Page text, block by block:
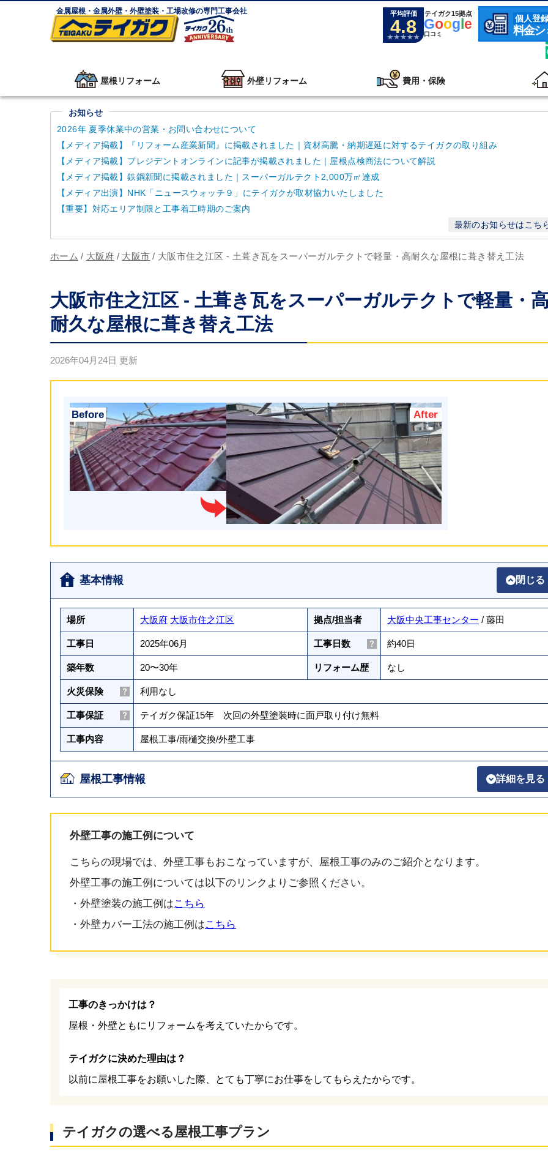
金属屋根・金属外壁・外壁塗装・工場改修の専門工事会社 平均評価
4.8
テイガク15拠点
Google
口コミ
個人登
料金シ
屋根リフォーム 外壁リフォーム 費用・保険
お知らせ
2026年 夏季休業中の営業・お問い合わせについて
【メディア掲載】『リフォーム産業新聞』に掲載されました｜資材高騰・納期遅延に対するテイガクの取り組み
【メディア掲載】プレジデントオンラインに記事が掲載されました｜屋根点検商法について解説
【メディア掲載】鉄鋼新聞に掲載されました｜スーパーガルテクト2,000万㎡達成
【メディア出演】NHK「ニュースウォッチ９」にテイガクが取材協力いたしました
【重要】対応エリア制限と工事着工時期のご案内
最新のお知らせはこち
ホーム / 大阪府 / 大阪市 / 大阪市住之江区 - 土葺き瓦をスーパーガルテクトで軽量・高耐久な屋根に葺き替え工法
大阪市住之江区 - 土葺き瓦をスーパーガルテクトで軽量・
耐久な屋根に葺き替え工法
2026年04月24日 更新
基本情報 閉じる
場所 大阪府 大阪市住之江区 拠点/担当者 大阪中央工事センター / 藤田
工事日 2025年06月 工事日数 約40日
築年数 20〜30年 リフォーム歴 なし
火災保険 利用なし
工事保証 テイガク保証15年 次回の外壁塗装時に面戸取り付け無料
工事内容 屋根工事/雨樋交換/外壁工事
屋根工事情報 詳細を見る
外壁工事の施工例について
こちらの現場では、外壁工事もおこなっていますが、屋根工事のみのご紹介となります。
外壁工事の施工例については以下のリンクよりご参照ください。
・外壁塗装の施工例はこちら
・外壁カバー工法の施工例はこちら
工事のきっかけは？
屋根・外壁ともにリフォームを考えていたからです。
テイガクに決めた理由は？
以前に屋根工事をお願いした際、とても丁寧にお仕事をしてもらえたからです。
テイガクの選べる屋根工事プラン